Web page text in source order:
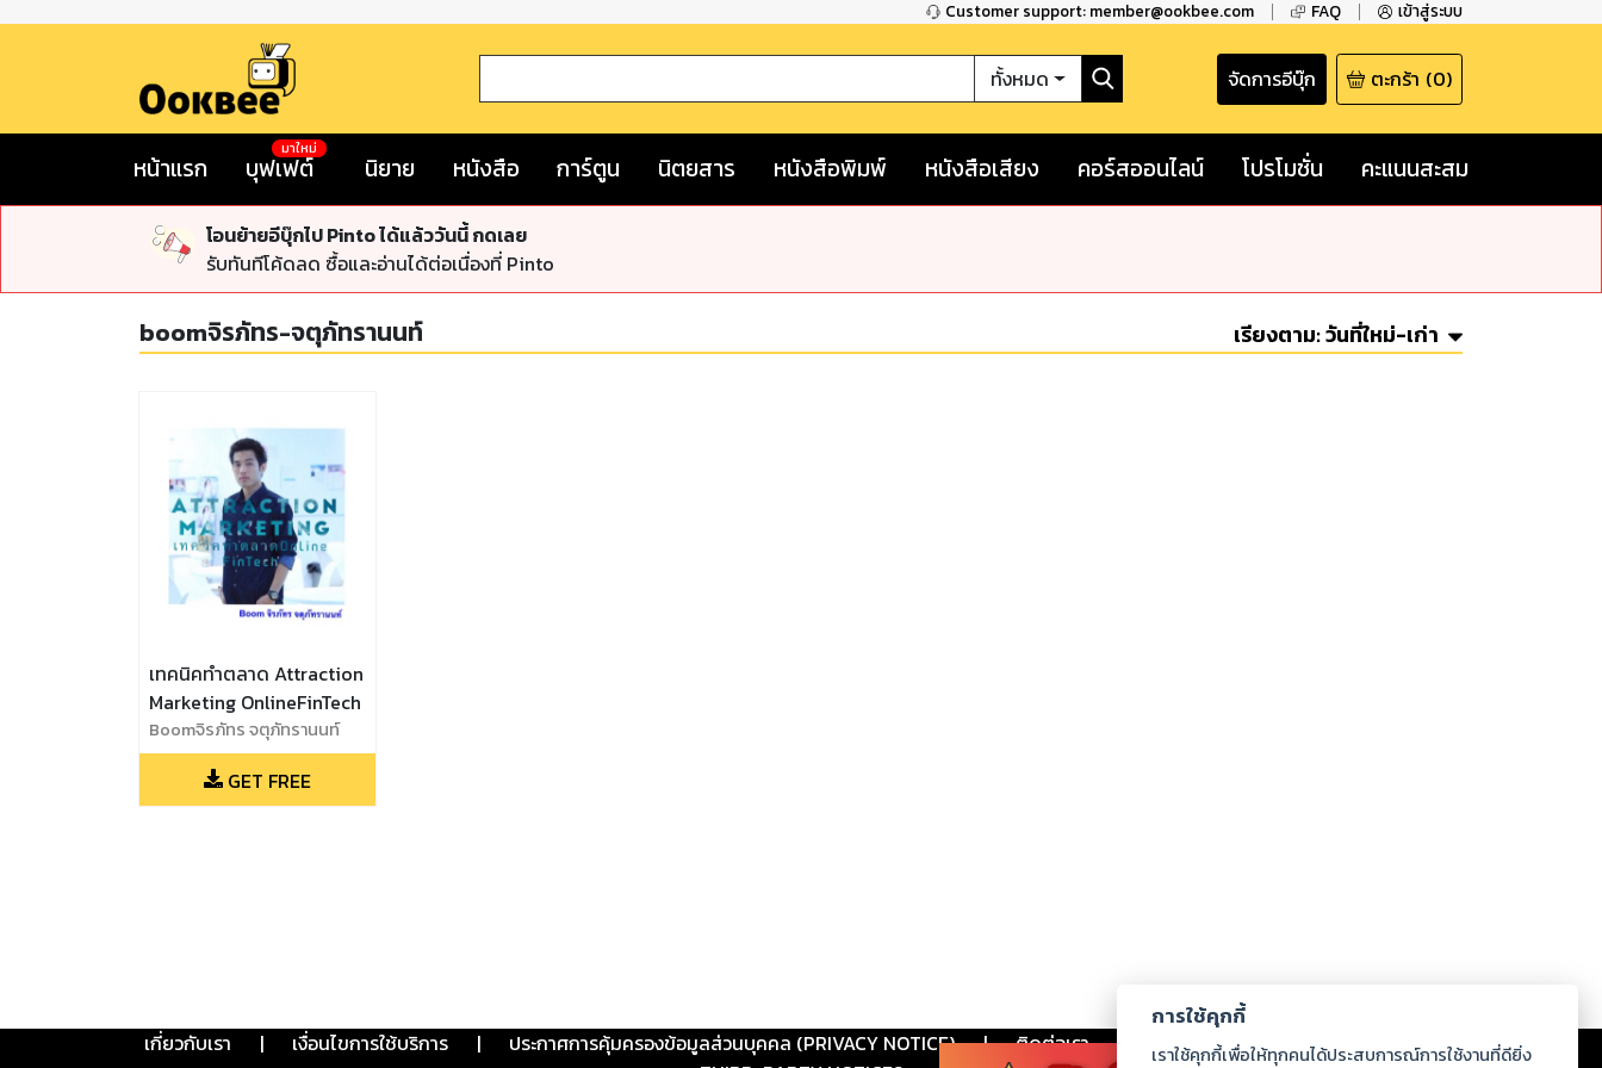
Customer support: member@ookbee.com FAQ เข้าสู่ระบบ
ทั้งหมด จัดการอีบุ๊ก ตะกร้า (0)
หน้าแรก บุฟเฟต์
มาใหม่
นิยาย หนังสือ การ์ตูน นิตยสาร หนังสือพิมพ์ หนังสือเสียง คอร์สออนไลน์ โปรโมชั่น คะแนนสะสม
โอนย้ายอีบุ๊กไป Pinto ได้แล้ววันนี้ กดเลย
รับทันทีโค้ดลด ซื้อและอ่านได้ต่อเนื่องที่ Pinto
boomจิรภัทร-จตุภัทรานนท์ เรียงตาม:วันที่ใหม่-เก่า
เทคนิคทำตลาด Attraction
Marketing OnlineFinTech
Boomจิรภัทร จตุภัทรานนท์
GET FREE
เกี่ยวกับเรา | เงื่อนไขการใช้บริการ | ประกาศการคุ้มครองข้อมูลส่วนบุคคล (PRIVACY NOTICE) | ติดต่อเรา ร่วมงานกับเรา ดาวน์โหลด
การใช้คุกกี้
เราใช้คุกกี้เพื่อให้ทุกคนได้ประสบการณ์การใช้งานที่ดียิ่ง